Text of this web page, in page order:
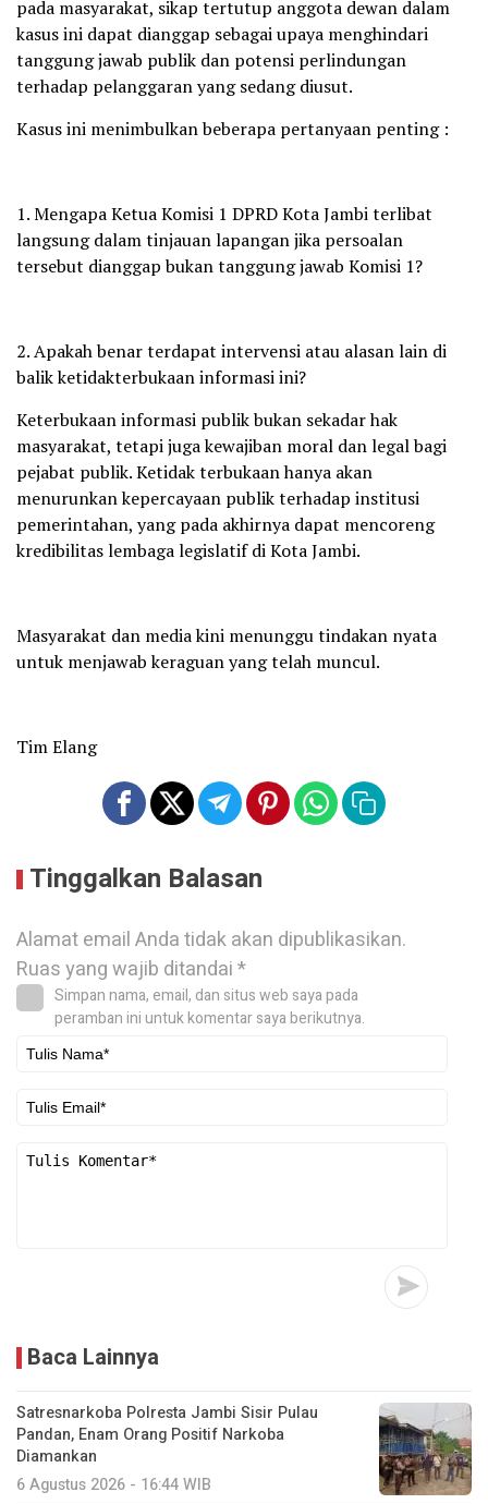
pada masyarakat, sikap tertutup anggota dewan dalam
kasus ini dapat dianggap sebagai upaya menghindari
tanggung jawab publik dan potensi perlindungan
terhadap pelanggaran yang sedang diusut.
Kasus ini menimbulkan beberapa pertanyaan penting :
1. Mengapa Ketua Komisi 1 DPRD Kota Jambi terlibat
langsung dalam tinjauan lapangan jika persoalan
tersebut dianggap bukan tanggung jawab Komisi 1?
2. Apakah benar terdapat intervensi atau alasan lain di
balik ketidakterbukaan informasi ini?
Keterbukaan informasi publik bukan sekadar hak
masyarakat, tetapi juga kewajiban moral dan legal bagi
pejabat publik. Ketidak terbukaan hanya akan
menurunkan kepercayaan publik terhadap institusi
pemerintahan, yang pada akhirnya dapat mencoreng
kredibilitas lembaga legislatif di Kota Jambi.
Masyarakat dan media kini menunggu tindakan nyata
untuk menjawab keraguan yang telah muncul.
Tim Elang
Tinggalkan Balasan
Alamat email Anda tidak akan dipublikasikan.
Ruas yang wajib ditandai*
Simpan nama, email, dan situs web saya pada
peramban ini untuk komentar saya berikutnya.
Baca Lainnya
Satresnarkoba Polresta Jambi Sisir Pulau
Pandan, Enam Orang Positif Narkoba
Diamankan
6 Agustus 2026 - 16:44 WIB